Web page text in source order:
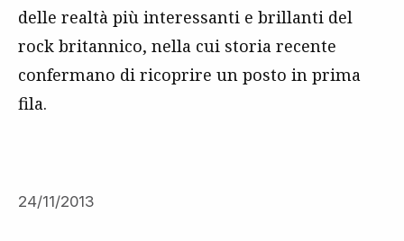
delle realtà più interessanti e brillanti del
rock britannico, nella cui storia recente
confermano di ricoprire un posto in prima
fila.
24/11/2013